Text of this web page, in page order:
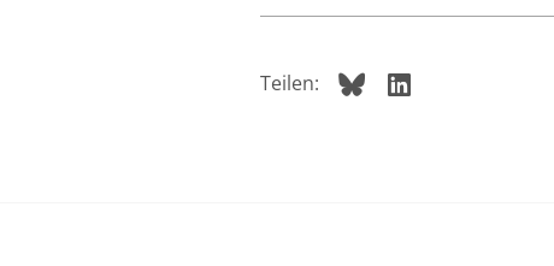
Teilen: